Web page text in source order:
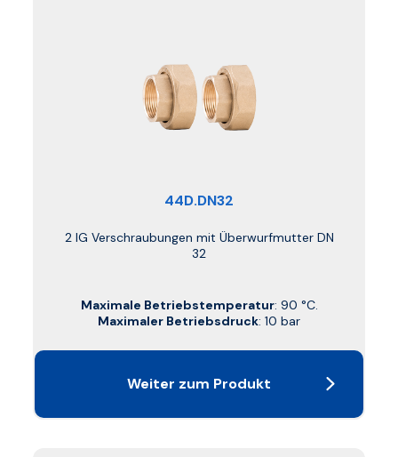
44D.DN32
2 IG Verschraubungen mit Überwurfmutter DN
32
Maximale Betriebstemperatur: 90 °C.
Maximaler Betriebsdruck: 10 bar
Weiter zum Produkt